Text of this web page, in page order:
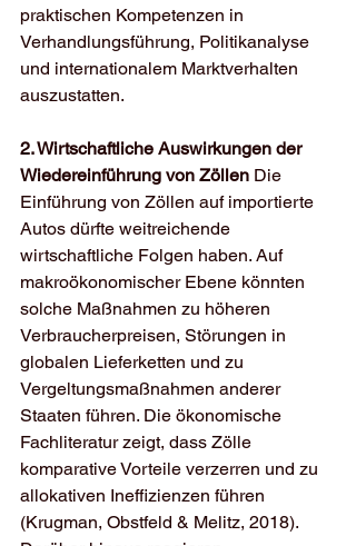
praktischen Kompetenzen in
Verhandlungsführung, Politikanalyse
und internationalem Marktverhalten
auszustatten.
2. Wirtschaftliche Auswirkungen der
Wiedereinführung von Zöllen Die
Einführung von Zöllen auf importierte
Autos dürfte weitreichende
wirtschaftliche Folgen haben. Auf
makroökonomischer Ebene könnten
solche Maßnahmen zu höheren
Verbraucherpreisen, Störungen in
globalen Lieferketten und zu
Vergeltungsmaßnahmen anderer
Staaten führen. Die ökonomische
Fachliteratur zeigt, dass Zölle
komparative Vorteile verzerren und zu
allokativen Ineffizienzen führen
(Krugman, Obstfeld & Melitz, 2018).